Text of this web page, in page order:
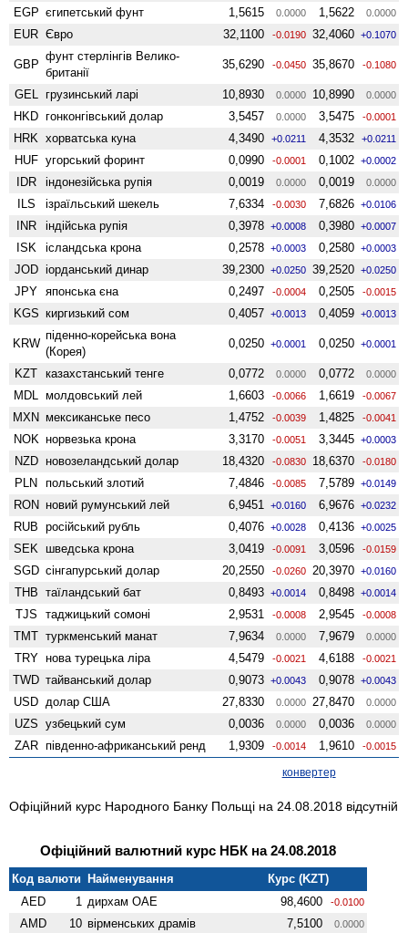
EGP єгипетський фунт 1,5615 0.0000 1,5622 0.0000
EUR Євро 32,1100 -0.0190 32,4060 +0.1070
GBP
фунт стерлінгів Велико­
британії
35,6290 -0.0450 35,8670 -0.1080
GEL грузинський ларі 10,8930 0.0000 10,8990 0.0000
HKD гонконгівський долар 3,5457 0.0000 3,5475 -0.0001
HRK хорватська куна 4,3490 +0.0211 4,3532 +0.0211
HUF угорський форинт 0,0990 -0.0001 0,1002 +0.0002
IDR індонезійська рупія 0,0019 0.0000 0,0019 0.0000
ILS ізраїльський шекель 7,6334 -0.0030 7,6826 +0.0106
INR індійська рупія 0,3978 +0.0008 0,3980 +0.0007
ISK ісландська крона 0,2578 +0.0003 0,2580 +0.0003
JOD іорданський динар 39,2300 +0.0250 39,2520 +0.0250
JPY японська єна 0,2497 -0.0004 0,2505 -0.0015
KGS киргизький сом 0,4057 +0.0013 0,4059 +0.0013
KRW
піденно-корейська вона
(Корея)
0,0250 +0.0001 0,0250 +0.0001
KZT казахстанський тенге 0,0772 0.0000 0,0772 0.0000
MDL молдовський лей 1,6603 -0.0066 1,6619 -0.0067
MXN мексиканське песо 1,4752 -0.0039 1,4825 -0.0041
NOK норвезька крона 3,3170 -0.0051 3,3445 +0.0003
NZD ново­зеландський долар 18,4320 -0.0830 18,6370 -0.0180
PLN польський злотий 7,4846 -0.0085 7,5789 +0.0149
RON новий румунський лей 6,9451 +0.0160 6,9676 +0.0232
RUB російський рубль 0,4076 +0.0028 0,4136 +0.0025
SEK шведська крона 3,0419 -0.0091 3,0596 -0.0159
SGD сінгапурський долар 20,2550 -0.0260 20,3970 +0.0160
THB таїландський бат 0,8493 +0.0014 0,8498 +0.0014
TJS таджицький сомоні 2,9531 -0.0008 2,9545 -0.0008
TMT туркменський манат 7,9634 0.0000 7,9679 0.0000
TRY нова турецька ліра 4,5479 -0.0021 4,6188 -0.0021
TWD тайванський долар 0,9073 +0.0043 0,9078 +0.0043
USD долар США 27,8330 0.0000 27,8470 0.0000
UZS узбецький сум 0,0036 0.0000 0,0036 0.0000
ZAR південно-африканський ренд 1,9309 -0.0014 1,9610 -0.0015
конвертер
Офіційний курс Народного Банку Польщі на 24.08.2018 відсутній
Офіційний валютний курс НБК на 24.08.2018
Код валюти Найменування
Курс (KZT)
AED
1 дирхам ОАЕ 98,4600 -0.0100
AMD 10 вiрменських драмів 7,5100 0.0000